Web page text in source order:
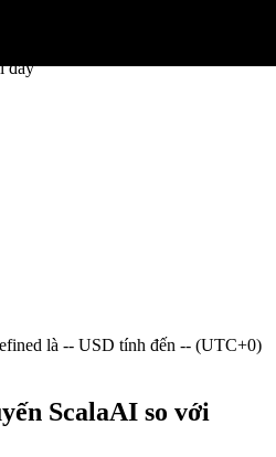
đây
là -- USD tính đến -- (UTC+0)
ScalaAI so với